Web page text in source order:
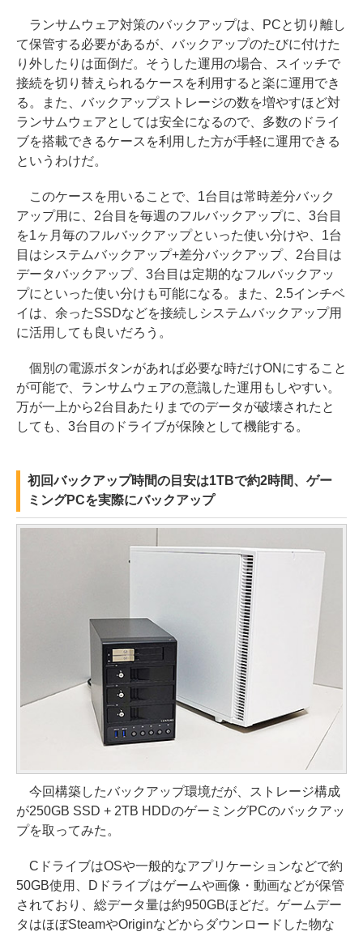
ランサムウェア対策のバックアップは、PCと切り離し
て保管する必要があるが、バックアップのたびに付けた
り外したりは面倒だ。そうした運用の場合、スイッチで
接続を切り替えられるケースを利用すると楽に運用でき
る。また、バックアップストレージの数を増やすほど対
ランサムウェアとしては安全になるので、多数のドライ
ブを搭載できるケースを利用した方が手軽に運用できる
というわけだ。
このケースを用いることで、1台目は常時差分バック
アップ用に、2台目を毎週のフルバックアップに、3台目
を1ヶ月毎のフルバックアップといった使い分けや、1台
目はシステムバックアップ+差分バックアップ、2台目は
データバックアップ、3台目は定期的なフルバックアッ
プにといった使い分けも可能になる。また、2.5インチベ
イは、余ったSSDなどを接続しシステムバックアップ用
に活用しても良いだろう。
個別の電源ボタンがあれば必要な時だけONにすること
が可能で、ランサムウェアの意識した運用もしやすい。
万が一上から2台目あたりまでのデータが破壊されたと
しても、3台目のドライブが保険として機能する。
初回バックアップ時間の目安は1TBで約2時間、ゲー
ミングPCを実際にバックアップ
今回構築したバックアップ環境だが、ストレージ構成
が250GB SSD + 2TB HDDのゲーミングPCのバックアッ
プを取ってみた。
CドライブはOSや一般的なアプリケーションなどで約
50GB使用、Dドライブはゲームや画像・動画などが保管
されており、総データ量は約950GBほどだ。ゲームデー
タはほぼSteamやOriginなどからダウンロードした物な